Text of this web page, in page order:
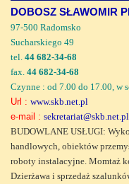
DOBOSZ SŁAWOMIR
97-500 Radomsko
Sucharskiego 49
tel. 44 682-34-68
fax. 44 682-34-68
Czynne : od 7.00 do 17.00, w
Url : www.skb.net.pl
e-mail : sekretariat@skb.net.pl
BUDOWLANE USŁUGI:
handlowych, obiektów
roboty instalacyjne. Momtaż
Dzierżawa i sprzedaż